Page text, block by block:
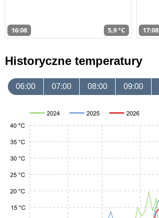
16:08 5,9 °C 17:08
Historyczne temperatury
06:00 07:00 08:00 09:00